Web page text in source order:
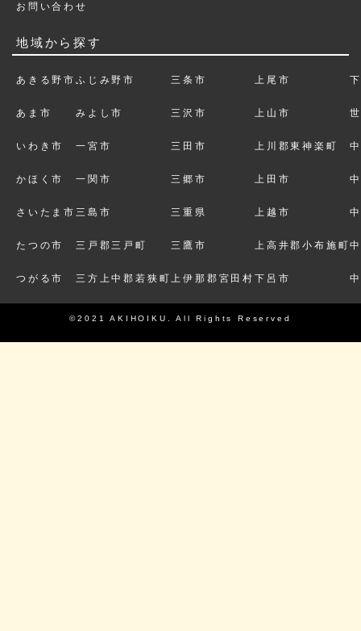
お問い合わせ
地域から探す
あきる野市
あま市
いわき市
かほく市
さいたま市
たつの市
つがる市
ふじみ野市
みよし市
一宮市
一関市
三島市
三戸郡三戸町
三方上中郡若狭町
三条市
三沢市
三田市
三郷市
三重県
三鷹市
上伊那郡宮田村
上尾市
上山市
上川郡東神楽町
上田市
上越市
上高井郡小布施町
下呂市
©2021 AKIHOIKU. All Rights Reserved